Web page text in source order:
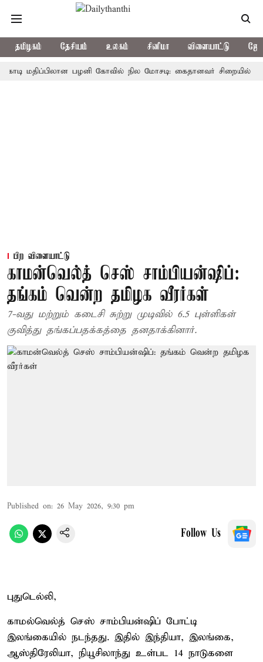
தமிழகம் தேசியம் உலகம் சினிமா விளையாட்டு
மதிப்பிலான பழனி கோவில் நில மோசடி: கைதானவர் சிறையில்
பிற விளையாட்டு
காமன்வெல்த் செஸ் சாம்பியன்ஷிப்:
தங்கம் வென்ற தமிழக வீரர்கள்
7-வது மற்றும் கடைசி சுற்று முடிவில் 6.5 புள்ளிகள்
குவித்து தங்கப்பதக்கத்தை தனதாக்கினார்.
Published on: 26 May 2026, 9:30 pm
Follow Us
புதுடெல்லி,
காமல்வெல்த் செஸ் சாம்பியன்ஷிப் போட்டி
இலங்கையில் நடந்தது. இதில் இந்தியா, இலங்கை,
ஆஸ்திரேலியா, நியூசிலாந்து உள்பட 14 நாடுகளை